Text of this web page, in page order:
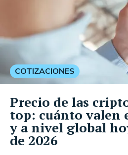
COTIZACIONES
Precio de las
top: cuánto valen
y a nivel global
de 2026